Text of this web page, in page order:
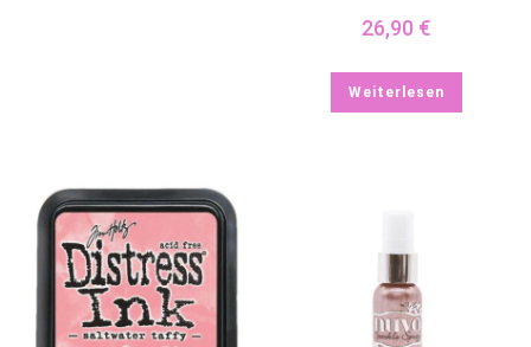
26,90 €
Weiterlesen